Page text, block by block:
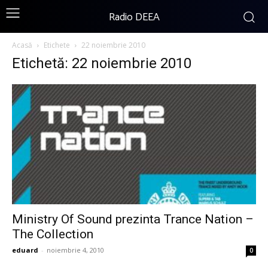
Radio DEEA
Acasă Etichete 22 noiembrie 2010
Etichetă: 22 noiembrie 2010
Ministry Of Sound prezinta Trance Nation –
The Collection
eduard - noiembrie 4, 2010 0